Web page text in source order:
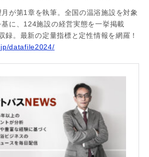
が第1章を執筆。全国の温浴施設を対象
に、124施設の経営実態を一挙掲載
録。最新の定量指標と定性情報を網羅！
datafile2024/